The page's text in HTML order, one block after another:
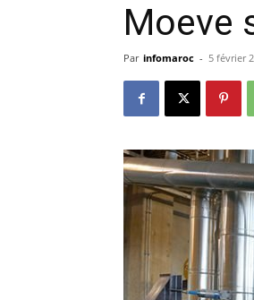
Moeve
Par infomaroc - 5 février